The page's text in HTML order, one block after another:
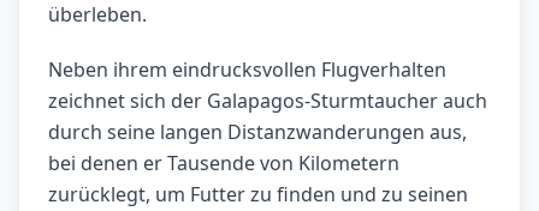
überleben.
Neben ihrem eindrucksvollen Flugverhalten
zeichnet sich der Galapagos-Sturmtaucher auch
durch seine langen Distanzwanderungen aus,
bei denen er Tausende von Kilometern
zurücklegt, um Futter zu finden und zu seinen